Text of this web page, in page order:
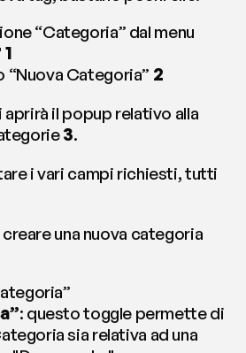
“Categoria” dal menu
1
“Nuova Categoria” 2
il popup relativo alla
3.
i vari campi richiesti, tutti
una nuova categoria
: questo toggle permette di
sia relativa ad una